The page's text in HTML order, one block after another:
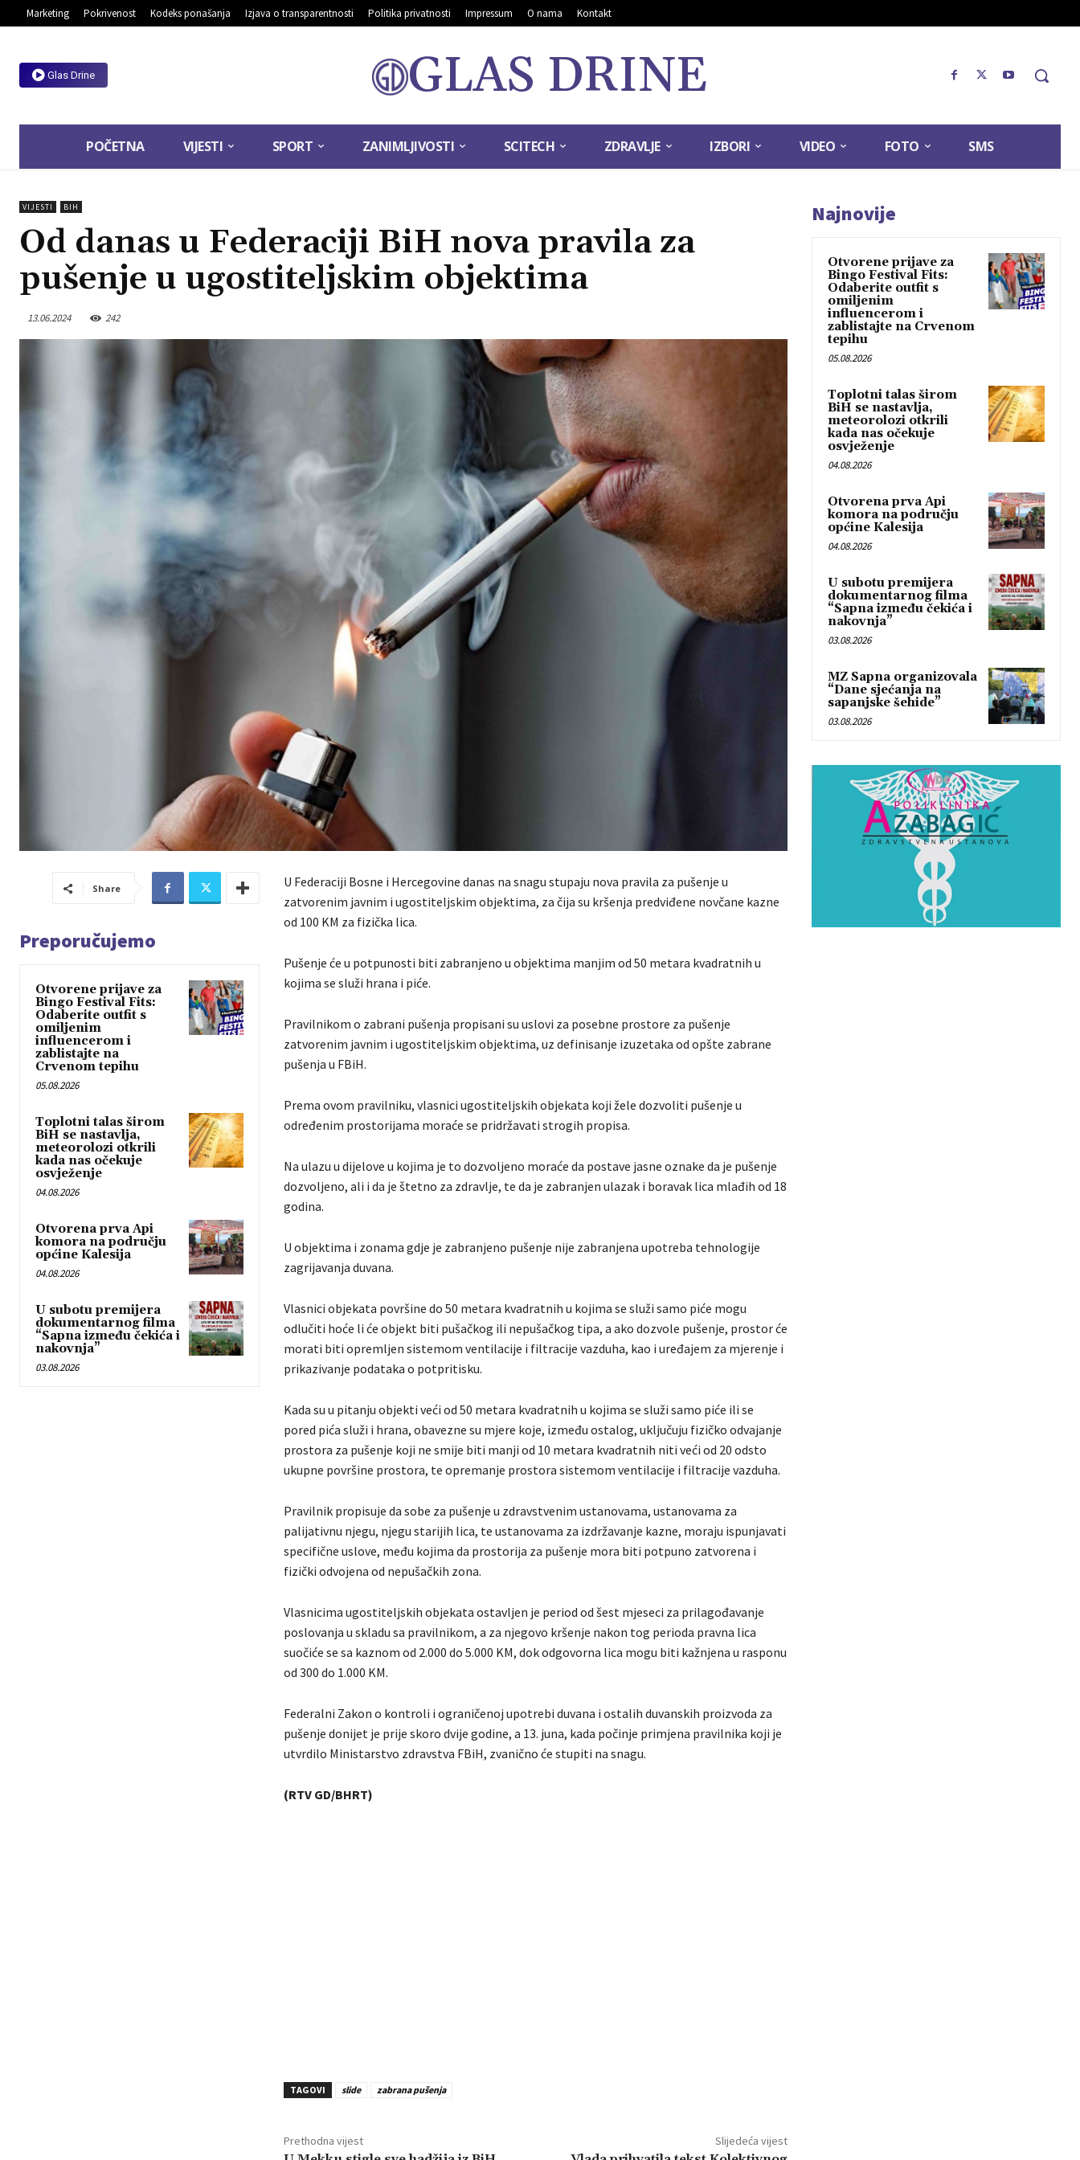
Marketing Pokrivenost Kodeks ponašanja Izjava o transparentnosti Politika privatnosti Impressum O nama Kontakt
Glas Drine GLAS DRINE
POČETNA VIJESTI SPORT ZANIMLJIVOSTI SCITECH ZDRAVLJE IZBORI VIDEO FOTO SMS
VIJESTI BIH
Od danas u Federaciji BiH nova pravila za
pušenje u ugostiteljskim objektima
13.06.2024 242
Share
Preporučujemo
Otvorene prijave za
Bingo Festival Fits:
Odaberite outfit s
omiljenim
influencerom i
zablistajte na
Crvenom tepihu
05.08.2026
Toplotni talas širom
BiH se nastavlja,
meteorolozi otkrili
kada nas očekuje
osvježenje
04.08.2026
Otvorena prva Api
komora na području
općine Kalesija
04.08.2026
U subotu premijera
dokumentarnog filma
“Sapna između čekića i
nakovnja”
03.08.2026
U Federaciji Bosne i Hercegovine danas na snagu stupaju nova pravila za pušenje u
zatvorenim javnim i ugostiteljskim objektima, za čija su kršenja predviđene novčane kazne
od 100 KM za fizička lica.
Pušenje će u potpunosti biti zabranjeno u objektima manjim od 50 metara kvadratnih u
kojima se služi hrana i piće.
Pravilnikom o zabrani pušenja propisani su uslovi za posebne prostore za pušenje
zatvorenim javnim i ugostiteljskim objektima, uz definisanje izuzetaka od opšte zabrane
pušenja u FBiH.
Prema ovom pravilniku, vlasnici ugostiteljskih objekata koji žele dozvoliti pušenje u
određenim prostorijama moraće se pridržavati strogih propisa.
Na ulazu u dijelove u kojima je to dozvoljeno moraće da postave jasne oznake da je pušenje
dozvoljeno, ali i da je štetno za zdravlje, te da je zabranjen ulazak i boravak lica mlađih od 18
godina.
U objektima i zonama gdje je zabranjeno pušenje nije zabranjena upotreba tehnologije
zagrijavanja duvana.
Vlasnici objekata površine do 50 metara kvadratnih u kojima se služi samo piće mogu
odlučiti hoće li će objekt biti pušačkog ili nepušačkog tipa, a ako dozvole pušenje, prostor će
morati biti opremljen sistemom ventilacije i filtracije vazduha, kao i uređajem za mjerenje i
prikazivanje podataka o potpritisku.
Kada su u pitanju objekti veći od 50 metara kvadratnih u kojima se služi samo piće ili se
pored pića služi i hrana, obavezne su mjere koje, između ostalog, uključuju fizičko odvajanje
prostora za pušenje koji ne smije biti manji od 10 metara kvadratnih niti veći od 20 odsto
ukupne površine prostora, te opremanje prostora sistemom ventilacije i filtracije vazduha.
Pravilnik propisuje da sobe za pušenje u zdravstvenim ustanovama, ustanovama za
palijativnu njegu, njegu starijih lica, te ustanovama za izdržavanje kazne, moraju ispunjavati
specifične uslove, među kojima da prostorija za pušenje mora biti potpuno zatvorena i
fizički odvojena od nepušačkih zona.
Vlasnicima ugostiteljskih objekata ostavljen je period od šest mjeseci za prilagođavanje
poslovanja u skladu sa pravilnikom, a za njegovo kršenje nakon tog perioda pravna lica
suočiće se sa kaznom od 2.000 do 5.000 KM, dok odgovorna lica mogu biti kažnjena u rasponu
od 300 do 1.000 KM.
Federalni Zakon o kontroli i ograničenoj upotrebi duvana i ostalih duvanskih proizvoda za
pušenje donijet je prije skoro dvije godine, a 13. juna, kada počinje primjena pravilnika koji je
utvrdilo Ministarstvo zdravstva FBiH, zvanično će stupiti na snagu.
(RTV GD/BHRT)
TAGOVI slide zabrana pušenja
Prethodna vijest Slijedeća vijest
Najnovije
Otvorene prijave za
Bingo Festival Fits:
Odaberite outfit s
omiljenim
influencerom i
zablistajte na Crvenom
tepihu
05.08.2026
Toplotni talas širom
BiH se nastavlja,
meteorolozi otkrili
kada nas očekuje
osvježenje
04.08.2026
Otvorena prva Api
komora na području
općine Kalesija
04.08.2026
U subotu premijera
dokumentarnog filma
“Sapna između čekića i
nakovnja”
03.08.2026
MZ Sapna organizovala
“Dane sjećanja na
sapanjske šehide”
03.08.2026